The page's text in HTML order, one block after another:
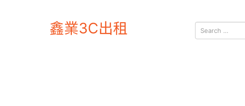
鑫業3C出租